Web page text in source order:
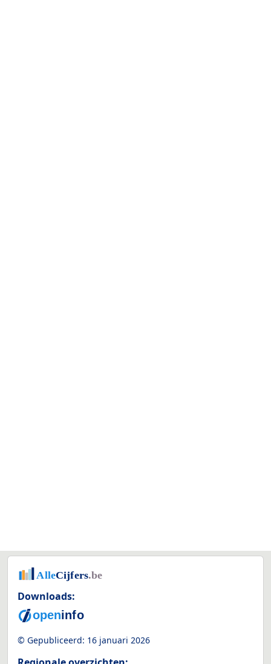
Downloads:
© Gepubliceerd: 16 januari 2026